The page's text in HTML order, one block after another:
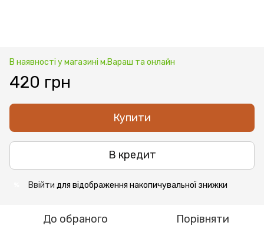
В наявності у магазині м.Вараш та онлайн
420 грн
Купити
В кредит
Ввійти для відображення накопичувальної знижки
До обраного Порівняти